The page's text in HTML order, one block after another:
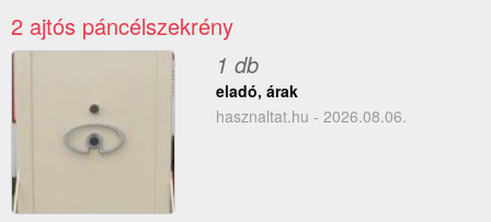
2 ajtós páncélszekrény
1 db
eladó, árak
hasznaltat.hu - 2026.08.06.